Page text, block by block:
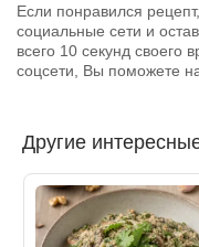
Если понравился
социальные сети и
всего 10 секунд своего
соцсети, Вы поможете
Другие